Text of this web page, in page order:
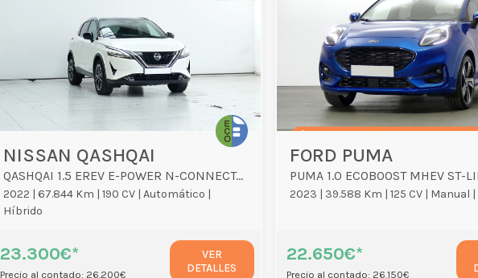
NISSAN QASHQAI
QASHQAI 1.5 EREV E-POWER N-CONNECTA AUTO 5P
2022 | 67.844 Km | 190 CV | Automático |
Híbrido
23.300€*
Precio al contado: 26.200€
VER
DETALLES
FORD PUMA
PUMA 1.0 ECOBOOST MHEV ST-
2023 | 39.588 Km | 125 CV | Manual |
22.650€*
Precio al contado: 26.150€